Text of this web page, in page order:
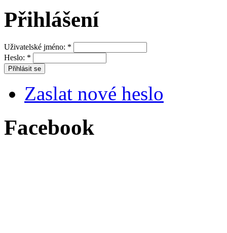
Přihlášení
Uživatelské jméno: *
Heslo: *
Zaslat nové heslo
Facebook